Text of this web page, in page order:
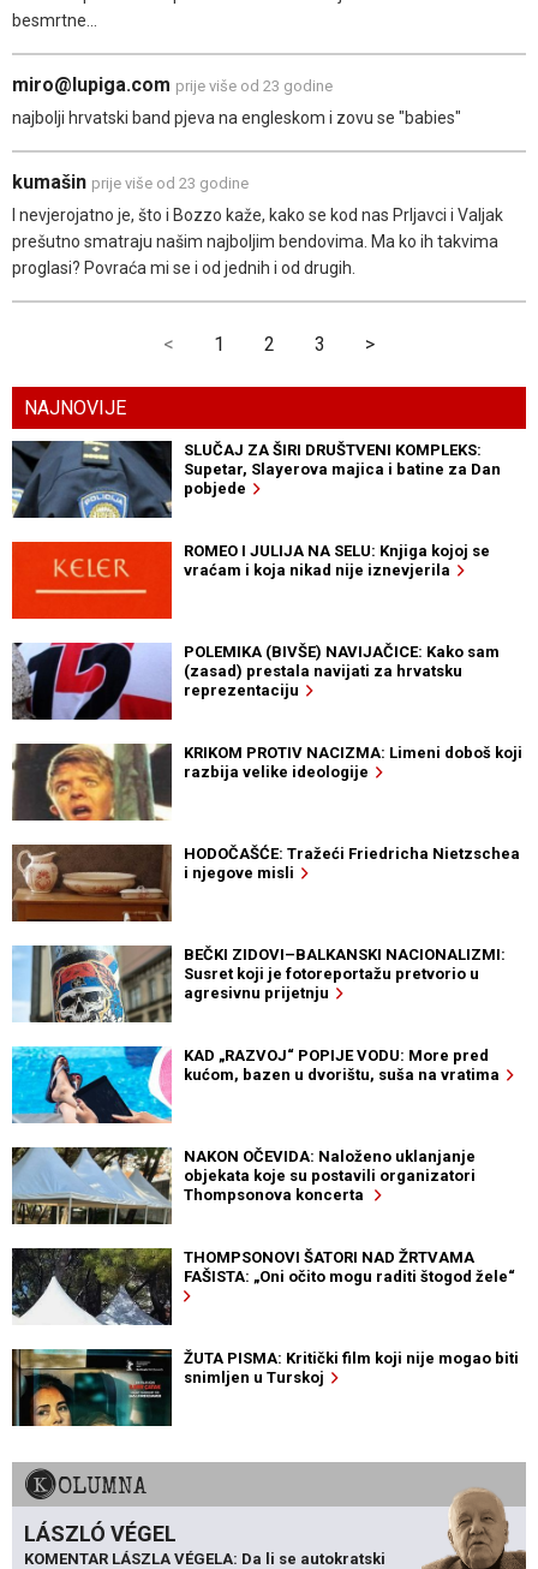
besmrtne...
miro@lupiga.com prije više od 23 godine
najbolji hrvatski band pjeva na engleskom i zovu se "babies"
kumašin prije više od 23 godine
I nevjerojatno je, što i Bozzo kaže, kako se kod nas Prljavci i Valjak
prešutno smatraju našim najboljim bendovima. Ma ko ih takvima
proglasi? Povraća mi se i od jednih i od drugih.
< 1 2 3 >
NAJNOVIJE
SLUČAJ ZA ŠIRI DRUŠTVENI KOMPLEKS:
Supetar, Slayerova majica i batine za Dan
pobjede
ROMEO I JULIJA NA SELU: Knjiga kojoj se
vraćam i koja nikad nije iznevjerila
POLEMIKA (BIVŠE) NAVIJAČICE: Kako sam
(zasad) prestala navijati za hrvatsku
reprezentaciju
KRIKOM PROTIV NACIZMA: Limeni doboš koji
razbija velike ideologije
HODOČAŠĆE: Tražeći Friedricha Nietzschea
i njegove misli
BEČKI ZIDOVI–BALKANSKI NACIONALIZMI:
Susret koji je fotoreportažu pretvorio u
agresivnu prijetnju
KAD „RAZVOJ“ POPIJE VODU: More pred
kućom, bazen u dvorištu, suša na vratima
NAKON OČEVIDA: Naloženo uklanjanje
objekata koje su postavili organizatori
Thompsonova koncerta
THOMPSONOVI ŠATORI NAD ŽRTVAMA
FAŠISTA: „Oni očito mogu raditi štogod žele“
ŽUTA PISMA: Kritički film koji nije mogao biti
snimljen u Turskoj
KOLUMNA
LÁSZLÓ VÉGEL
KOMENTAR LÁSZLA VÉGELA: Da li se autokratski